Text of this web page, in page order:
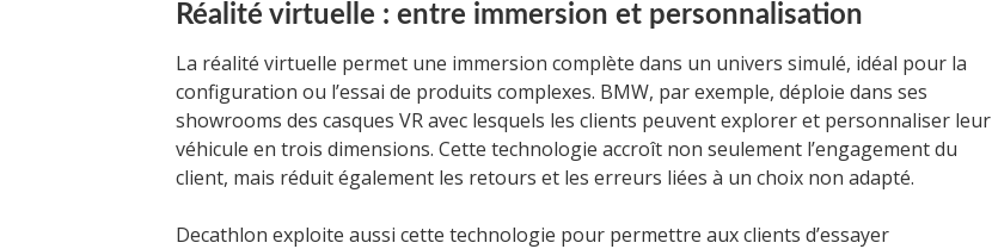
Réalité virtuelle : entre immersion et personnalisation
La réalité virtuelle permet une immersion complète dans un univers simulé, idéal pour la
configuration ou l’essai de produits complexes. BMW, par exemple, déploie dans ses
showrooms des casques VR avec lesquels les clients peuvent explorer et personnaliser leur
véhicule en trois dimensions. Cette technologie accroît non seulement l’engagement du
client, mais réduit également les retours et les erreurs liées à un choix non adapté.
Decathlon exploite aussi cette technologie pour permettre aux clients d’essayer